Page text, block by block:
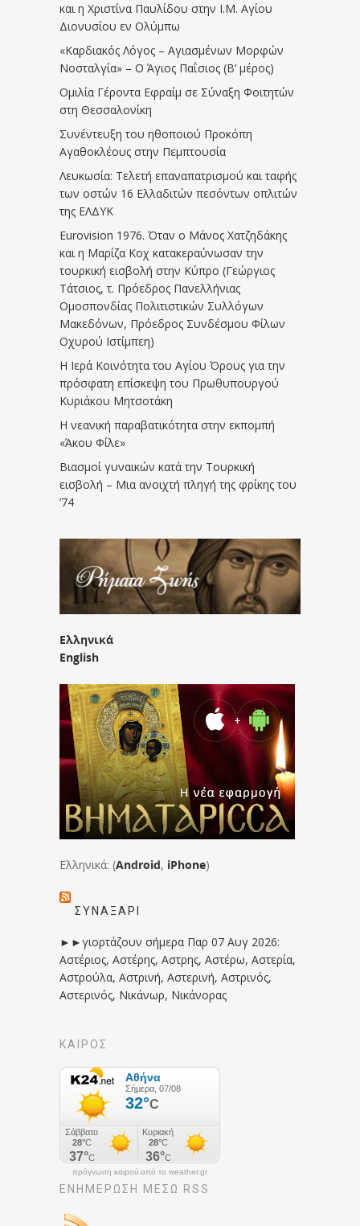
και η Χριστίνα Παυλίδου στην Ι.Μ. Αγίου
Διονυσίου εν Ολύμπω
«Καρδιακός Λόγος – Αγιασμένων Μορφών
Νοσταλγία» – Ο Άγιος Παΐσιος (Β’ μέρος)
Ομιλία Γέροντα Εφραίμ σε Σύναξη Φοιτητών
στη Θεσσαλονίκη
Συνέντευξη του ηθοποιού Προκόπη
Αγαθοκλέους στην Πεμπτουσία
Λευκωσία: Τελετή επαναπατρισμού και ταφής
των οστών 16 Ελλαδιτών πεσόντων οπλιτών
της ΕΛΔΥΚ
Eurovision 1976. Όταν ο Μάνος Χατζηδάκης
και η Μαρίζα Κοχ κατακεραύνωσαν την
τουρκική εισβολή στην Κύπρο (Γεώργιος
Τάτσιος, τ. Πρόεδρος Πανελλήνιας
Ομοσπονδίας Πολιτιστικών Συλλόγων
Μακεδόνων, Πρόεδρος Συνδέσμου Φίλων
Οχυρού Ιστίμπεη)
Η Ιερά Κοινότητα του Αγίου Όρους για την
πρόσφατη επίσκεψη του Πρωθυπουργού
Κυριάκου Μητσοτάκη
Η νεανική παραβατικότητα στην εκπομπή
«Άκου Φίλε»
Βιασμοί γυναικών κατά την Τουρκική
εισβολή – Μια ανοιχτή πληγή της φρίκης του
’74
Ελληνικά
English
Ελληνικά: (Android, iPhone)
ΣΥΝΑΞΆΡΙ
►►γιορτάζουν σήμερα Παρ 07 Αυγ 2026:
Αστέριος, Αστέρης, Αστρης, Αστέρω, Αστερία,
Αστρούλα, Αστρινή, Αστερινή, Αστρινός,
Αστερινός, Νικάνωρ, Νικάνορας
ΚΑΙΡΟΣ
πρόγνωση καιρού από το weather.gr
ΕΝΗΜΈΡΩΣΉ ΜΕΣΩ RSS